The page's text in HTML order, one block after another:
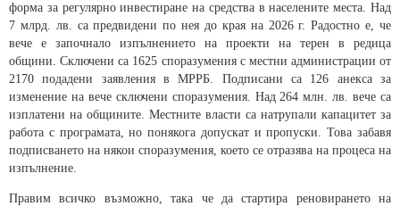
форма за регулярно инвестиране на средства в населените места. Над
7 млрд. лв. са предвидени по нея до края на 2026 г. Радостно е, че
вече е започнало изпълнението на проекти на терен в редица
общини. Сключени са 1625 споразумения с местни администрации от
2170 подадени заявления в МРРБ. Подписани са 126 анекса за
изменение на вече сключени споразумения. Над 264 млн. лв. вече са
изплатени на общините. Местните власти са натрупали капацитет за
работа с програмата, но понякога допускат и пропуски. Това забавя
подписването на някои споразумения, което се отразява на процеса на
изпълнение.
Правим всичко възможно, така че да стартира реновирането на